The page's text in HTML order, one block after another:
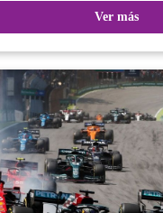
Ver más